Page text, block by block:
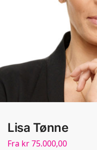
Lisa Tønne
Fra kr75.000,00